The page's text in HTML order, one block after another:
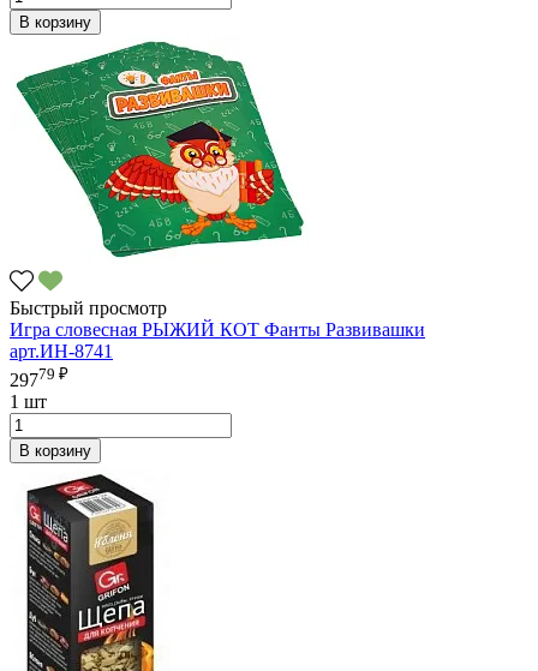
В корзину
Быстрый просмотр
Игра словесная РЫЖИЙ КОТ Фанты Развивашки
арт.ИН-8741
29779 ₽
1 шт
В корзину